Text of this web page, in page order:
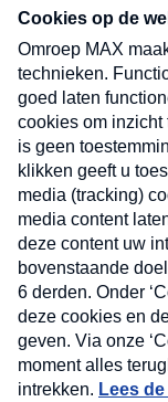
nieuwsbrief.
uw mailbox.
Nieuwsbrief
Neem hier een
nieuwsbrief.